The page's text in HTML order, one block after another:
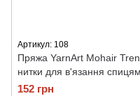
Артикул: 108
Пряжа YarnArt Mohair
нитки для в'язання
152 грн